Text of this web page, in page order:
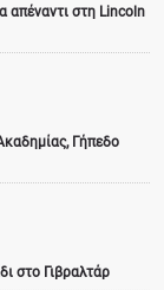
απέναντι στη Lincoln
Γήπεδο
στο Γιβραλτάρ